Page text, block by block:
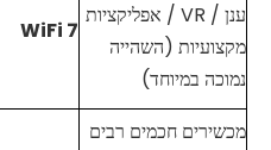
ענן / VR / אפליקציות
מקצועיות (השהייה
נמוכה במיוחד)
WiFi 7
מכשירים חכמים רבים